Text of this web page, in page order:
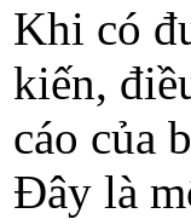
Khi có
kiến,
cáo của
Đây là